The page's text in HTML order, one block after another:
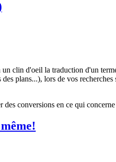
clin d'oeil la traduction d'un
plans...), lors de vos recherches
conversions en ce qui concerne